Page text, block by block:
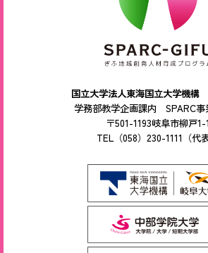
国立大学法人東海国立大学機構
学務部教学企画課内 SPARC事
〒501-1193岐阜市柳戸1-1
TEL（058）230-1111（代表